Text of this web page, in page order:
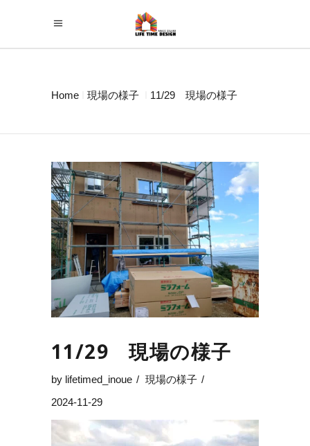
Home 現場の様子 11/29 現場の様子
11/29 現場の様子
by lifetimed_inoue
現場の様子
2024-11-29